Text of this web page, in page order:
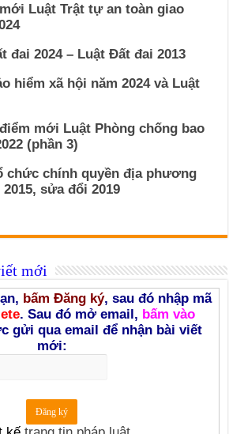
Luật Trật tự an toàn giao
đai 2024 – Luật Đất đai 2013
hiểm xã hội năm 2024 và Luật
mới Luật Phòng chống bao
(phần 3)
chức chính quyền địa phương
sửa đổi 2019
mới
bấm Đăng ký, sau đó nhập mã
. Sau đó mở email, bấm vào
gửi qua email để nhận bài viết
mới: